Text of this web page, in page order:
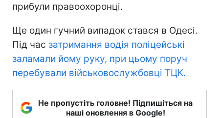
прибули правоохоронці.
Ще один гучний випадок стався в Одесі.
Під час затримання водія поліцейські
заламали йому руку, при цьому поруч
перебували військовослужбовці ТЦК.
Не пропустіть головне! Підпишіться на
наші оновлення в Google!